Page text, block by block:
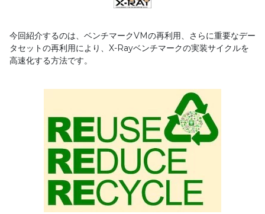
今回紹介するのは、ベンチマークVMの再利用、さらに重要なデー
タセットの再利用により、 X-Rayベンチマークの実装サイクルを
高速化する方法です。